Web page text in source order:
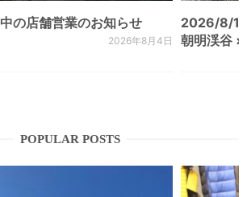
の店舗営業のお知らせ
2026年8月4日
2026/8/
朝明渓谷 ×
POPULAR POSTS